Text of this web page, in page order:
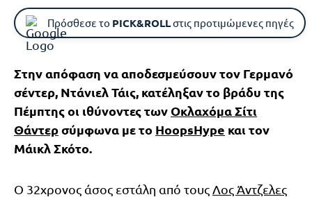
Πρόσθεσε το PICK&ROLLστις προτιμώμενες πηγές
Στην απόφαση να αποδεσμεύσουν τον Γερμανό
σέντερ, Ντάνιελ Τάις, κατέληξαν το βράδυ της
Πέμπτης οι ιθύνοντες των Οκλαχόμα Σίτι
Θάντερσύμφωνα με το HoopsHype και τον
Μάικλ Σκότο.
Ο 32χρονος άσος εστάλη από τους Λος Άντζελες